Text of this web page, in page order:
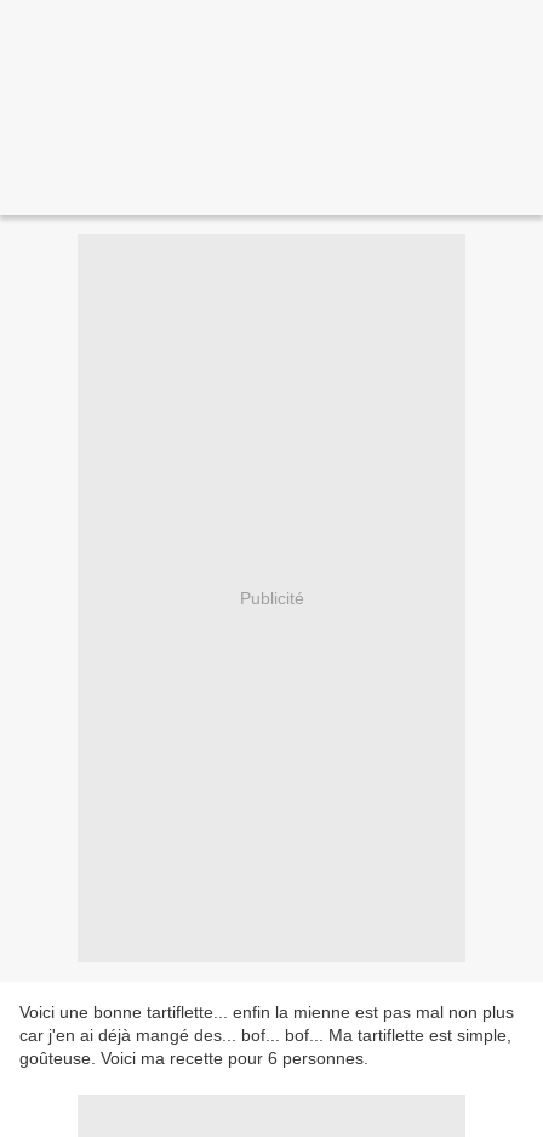
Publicité
Voici une bonne tartiflette... enfin la mienne est pas mal non plus
car j'en ai déjà mangé des... bof... bof... Ma tartiflette est simple,
goûteuse. Voici ma recette pour 6 personnes.